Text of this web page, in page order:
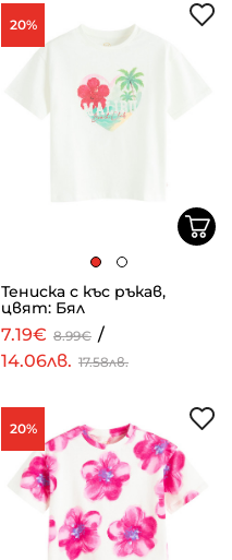
20%
Тениска с къс ръкав,
цвят: Бял
7.19€ 8.99€ /
14.06лв. 17.58лв.
20%